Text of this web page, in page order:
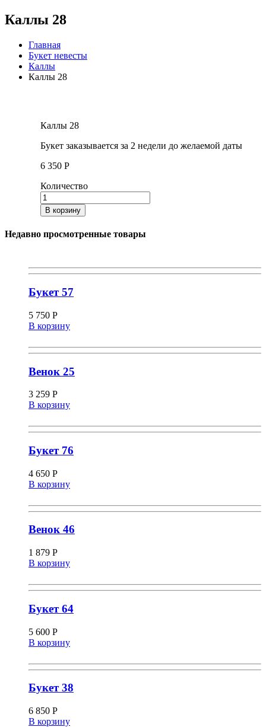
Каллы 28
Главная
Букет невесты
Каллы
Каллы 28
Каллы 28
Букет заказывается за 2 недели до желаемой даты
6 350 Р
Количество
В корзину
Недавно просмотренные товары
Букет 57
5 750 Р
В корзину
Венок 25
3 259 Р
В корзину
Букет 76
4 650 Р
В корзину
Венок 46
1 879 Р
В корзину
Букет 64
5 600 Р
В корзину
Букет 38
6 850 Р
В корзину